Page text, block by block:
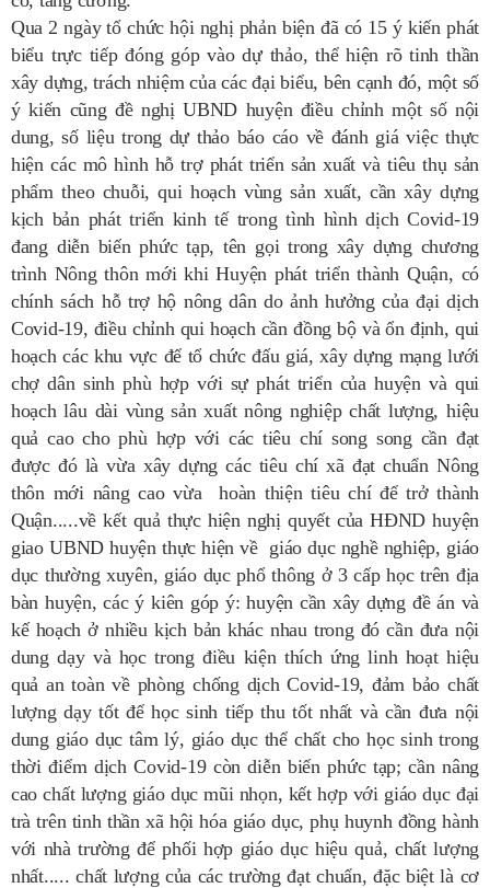
Qua 2 ngày tổ chức hội nghị phản biện đã có 15 ý kiến phát
biểu trực tiếp đóng góp vào dự thảo, thể hiện rõ tinh thần
xây dựng, trách nhiệm của các đại biểu, bên cạnh đó, một số
ý kiến cũng đề nghị UBND huyện điều chỉnh một số nội
dung, số liệu trong dự thảo báo cáo về đánh giá việc thực
hiện các mô hình hỗ trợ phát triển sản xuất và tiêu thụ sản
phẩm theo chuỗi, qui hoạch vùng sản xuất, cần xây dựng
kịch bản phát triển kinh tế trong tình hình dịch Covid-19
đang diễn biến phức tạp, tên gọi trong xây dựng chương
trình Nông thôn mới khi Huyện phát triển thành Quận, có
chính sách hỗ trợ hộ nông dân do ảnh hưởng của đại dịch
Covid-19, điều chỉnh qui hoạch cần đồng bộ và ổn định, qui
hoạch các khu vực để tổ chức đấu giá, xây dựng mạng lưới
chợ dân sinh phù hợp với sự phát triển của huyện và qui
hoạch lâu dài vùng sản xuất nông nghiệp chất lượng, hiệu
quả cao cho phù hợp với các tiêu chí song song cần đạt
được đó là vừa xây dựng các tiêu chí xã đạt chuẩn Nông
thôn mới nâng cao vừa hoàn thiện tiêu chí để trở thành
Quận.....về kết quả thực hiện nghị quyết của HĐND huyện
giao UBND huyện thực hiện về giáo dục nghề nghiệp, giáo
dục thường xuyên, giáo dục phổ thông ở 3 cấp học trên địa
bàn huyện, các ý kiên góp ý: huyện cần xây dựng đề án và
kế hoạch ở nhiều kịch bản khác nhau trong đó cần đưa nội
dung dạy và học trong điều kiện thích ứng linh hoạt hiệu
quả an toàn về phòng chống dịch Covid-19, đảm bảo chất
lượng dạy tốt để học sinh tiếp thu tốt nhất và cần đưa nội
dung giáo dục tâm lý, giáo dục thể chất cho học sinh trong
thời điểm dịch Covid-19 còn diễn biến phức tạp; cần nâng
cao chất lượng giáo dục mũi nhọn, kết hợp với giáo dục đại
trà trên tinh thần xã hội hóa giáo dục, phụ huynh đồng hành
với nhà trường để phối hợp giáo dục hiệu quả, chất lượng
nhất..... chất lượng của các trường đạt chuẩn, đặc biệt là cơ